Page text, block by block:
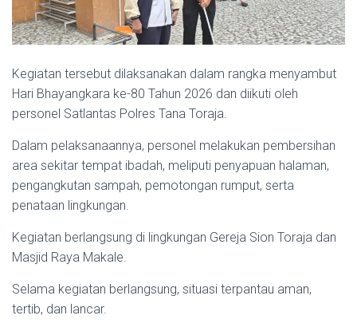
Kegiatan tersebut dilaksanakan dalam rangka menyambut
Hari Bhayangkara ke-80 Tahun 2026 dan diikuti oleh
personel Satlantas Polres Tana Toraja.
Dalam pelaksanaannya, personel melakukan pembersihan
area sekitar tempat ibadah, meliputi penyapuan halaman,
pengangkutan sampah, pemotongan rumput, serta
penataan lingkungan.
Kegiatan berlangsung di lingkungan Gereja Sion Toraja dan
Masjid Raya Makale.
Selama kegiatan berlangsung, situasi terpantau aman,
tertib, dan lancar.